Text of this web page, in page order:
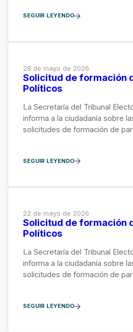
SEGUIR LEYENDO
28 de mayo de 2026
Solicitud de formación
Políticos
La Secretaría del Tribunal
informa a la ciudadanía sobre
solicitudes de formación de
SEGUIR LEYENDO
22 de mayo de 2026
Solicitud de formación
Políticos
La Secretaría del Tribunal
informa a la ciudadanía sobre
solicitudes de formación de
SEGUIR LEYENDO